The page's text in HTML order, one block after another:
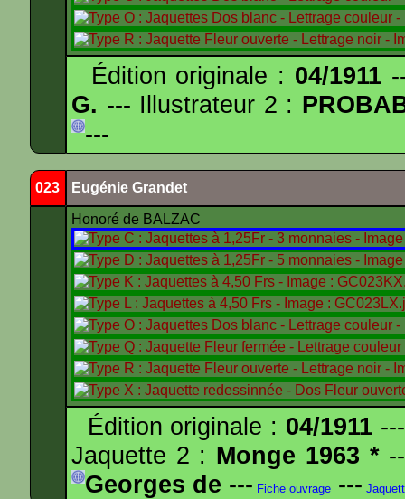
Édition originale : 04/1911
G. --- Illustrateur 2 :
---
023 Eugénie Grandet
Honoré de BALZAC
Édition originale : 04/1911
Jaquette 2 : Monge 1963 *
Georges de --- Fiche ouvrage ---